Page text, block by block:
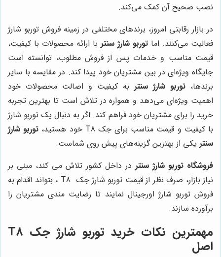
نصب صحیح آن کمک می‌کند.
در بازار رقابتی امروز، برندهای مختلفی در زمینه فروش توربو شارژ
فعالیت می‌کنند. اما توربو شارژ سنتر با ارائه محصولات با کیفیت،
قیمت مناسب و خدمات پس از فروش مطلوب، توانسته است
جایگاه ویژه‌ای در بین مشتریان خود پیدا کند. در مقایسه با سایر
برندها، توربو شارژ سنتر به کیفیت و اصالت محصولات خود
اهمیت ویژه‌ای می‌دهد و همواره در تلاش است تا بهترین تجربه
خرید را برای مشتریان خود فراهم کند. اگر به دنبال یک توربو شارژ
با کیفیت و قیمت مناسب برای جک T8 خود هستید،
توربو شارژ
سنتر یکی از بهترین گزینه‌های پیش روی شماست.
فروشگاه توربو شارژ سنتر در داخل کشور تلاش می کند، مبنی بر
نیاز بازار، صرف نظر از قیمت توربو شارژ جک
T8 ، بتواند اقدام به
فروش توربو شارژ اورجینال نمایند تا رضایت مندی مشتریان را
برآورده سازند.
مهمترین نکات خرید توربو شارژ جک T8
اصل